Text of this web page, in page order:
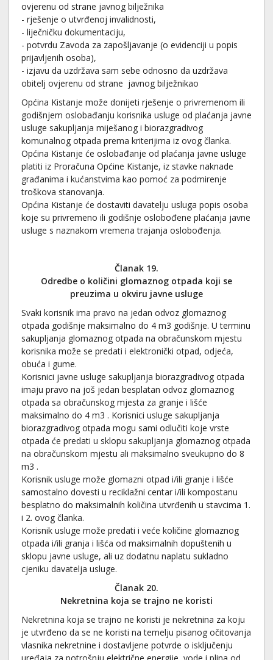
ovjerenu od strane javnog bilježnika
- rješenje o utvrđenoj invalidnosti,
- liječničku dokumentaciju,
- potvrdu Zavoda za zapošljavanje (o evidenciji u popis
prijavljenih osoba),
- izjavu da uzdržava sam sebe odnosno da uzdržava
obitelj ovjerenu od strane javnog bilježnikao
Općina Kistanje može donijeti rješenje o privremenom ili
godišnjem oslobađanju korisnika usluge od plaćanja javne
usluge sakupljanja miješanog i biorazgradivog
komunalnog otpada prema kriterijima iz ovog članka.
Općina Kistanje će oslobađanje od plaćanja javne usluge
platiti iz Proračuna Općine Kistanje, iz stavke naknade
građanima i kućanstvima kao pomoć za podmirenje
troškova stanovanja.
Općina Kistanje će dostaviti davatelju usluga popis osoba
koje su privremeno ili godišnje oslobođene plaćanja javne
usluge s naznakom vremena trajanja oslobođenja.
Članak 19.
Odredbe o količini glomaznog otpada koji se
preuzima u okviru javne usluge
Svaki korisnik ima pravo na jedan odvoz glomaznog
otpada godišnje maksimalno do 4 m3 godišnje. U terminu
sakupljanja glomaznog otpada na obračunskom mjestu
korisnika može se predati i elektronički otpad, odjeća,
obuća i gume.
Korisnici javne usluge sakupljanja biorazgradivog otpada
imaju pravo na još jedan besplatan odvoz glomaznog
otpada sa obračunskog mjesta za granje i lišće
maksimalno do 4 m3 . Korisnici usluge sakupljanja
biorazgradivog otpada mogu sami odlučiti koje vrste
otpada će predati u sklopu sakupljanja glomaznog otpada
na obračunskom mjestu ali maksimalno sveukupno do 8
m3 .
Korisnik usluge može glomazni otpad i/ili granje i lišće
samostalno dovesti u reciklažni centar i/ili kompostanu
besplatno do maksimalnih količina utvrđenih u stavcima 1.
i 2. ovog članka.
Korisnik usluge može predati i veće količine glomaznog
otpada i/ili granja i lišća od maksimalnih dopuštenih u
sklopu javne usluge, ali uz dodatnu naplatu sukladno
cjeniku davatelja usluge.
Članak 20.
Nekretnina koja se trajno ne koristi
Nekretnina koja se trajno ne koristi je nekretnina za koju
je utvrđeno da se ne koristi na temelju pisanog očitovanja
vlasnika nekretnine i dostavljene potvrde o isključenju